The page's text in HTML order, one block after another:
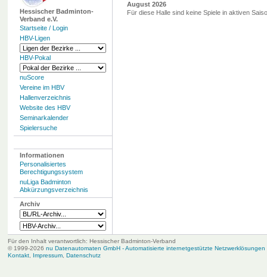
Hessischer Badminton-
Verband e.V.
Startseite / Login
HBV-Ligen
HBV-Pokal
nuScore
Vereine im HBV
Hallenverzeichnis
Website des HBV
Seminarkalender
Spielersuche
Informationen
Personalisiertes
Berechtigungssystem
nuLiga Badminton
Abkürzungsverzeichnis
Archiv
August 2026
Für diese Halle sind keine Spiele in aktiven
Für den Inhalt verantwortlich: Hessischer Badminton-Verband
© 1999-2026 nu Datenautomaten GmbH - Automatisierte internetgestützte Netzwerklösungen
Kontakt, Impressum, Datenschutz